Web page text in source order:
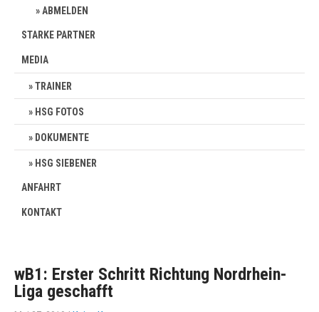
ABMELDEN
STARKE PARTNER
MEDIA
TRAINER
HSG FOTOS
DOKUMENTE
HSG SIEBENER
ANFAHRT
KONTAKT
wB1: Erster Schritt Richtung Nordrhein-
Liga geschafft